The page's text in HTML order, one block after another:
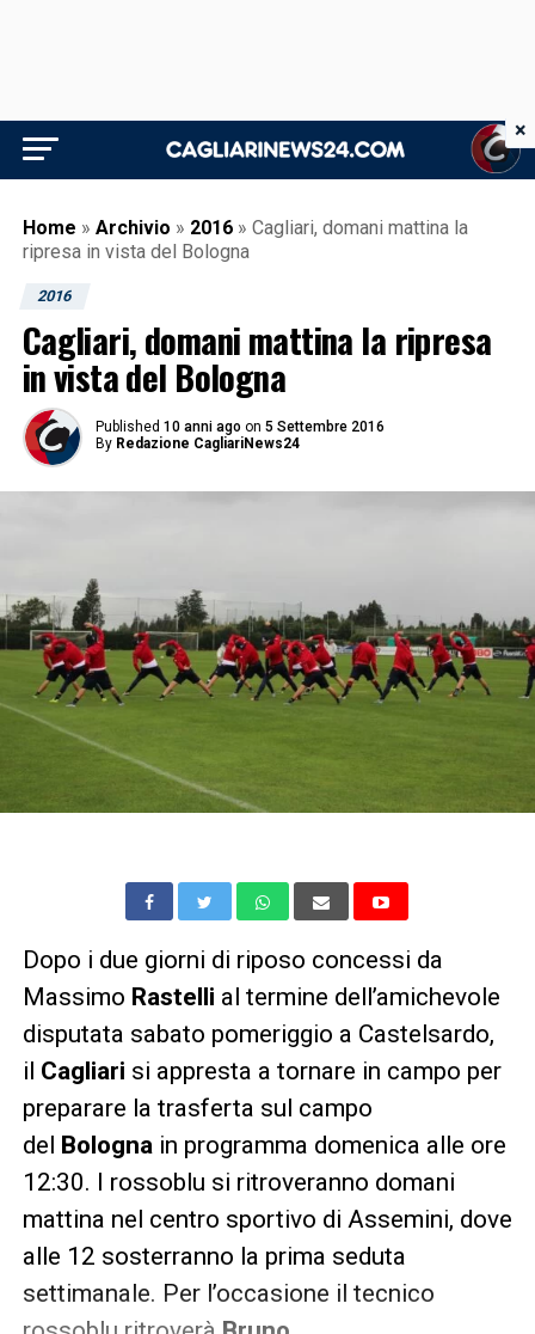
Home » Archivio » 2016 » Cagliari, domani mattina la
ripresa in vista del Bologna
2016
Cagliari, domani mattina la ripresa
in vista del Bologna
Published 10 anni ago on 5 Settembre 2016
By Redazione CagliariNews24
Dopo i due giorni di riposo concessi da
Massimo Rastelli al termine dell’amichevole
disputata sabato pomeriggio a Castelsardo,
il Cagliari si appresta a tornare in campo per
preparare la trasferta sul campo
del Bologna in programma domenica alle ore
12:30. I rossoblu si ritroveranno domani
mattina nel centro sportivo di Assemini, dove
alle 12 sosterranno la prima seduta
settimanale. Per l’occasione il tecnico
×